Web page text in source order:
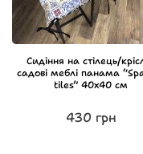
Сидіння на стілець/
садові меблі панама
tiles” 40х40 см
430 грн